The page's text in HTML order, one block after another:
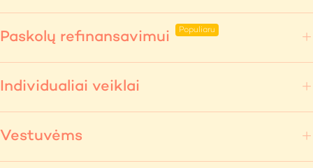
Paskolų refinansavimui
Individualiai veiklai
Vestuvėms